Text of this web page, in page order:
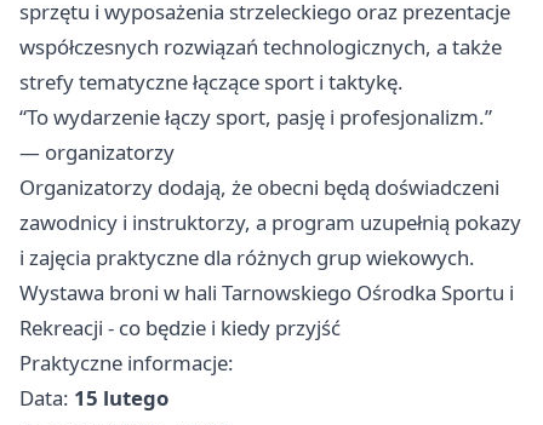
sprzętu i wyposażenia strzeleckiego oraz prezentacje
współczesnych rozwiązań technologicznych, a także
strefy tematyczne łączące sport i taktykę.
“To wydarzenie łączy sport, pasję i profesjonalizm.”
— organizatorzy
Organizatorzy dodają, że obecni będą doświadczeni
zawodnicy i instruktorzy, a program uzupełnią pokazy
i zajęcia praktyczne dla różnych grup wiekowych.
Wystawa broni w hali Tarnowskiego Ośrodka Sportu i
Rekreacji - co będzie i kiedy przyjść
Praktyczne informacje:
Data: 15 lutego